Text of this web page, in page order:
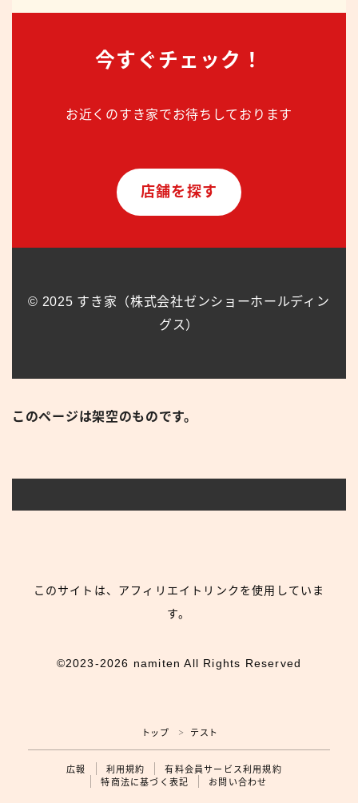
今すぐチェック！
お近くのすき家でお待ちしております
店舗を探す
© 2025 すき家（株式会社ゼンショーホールディン
グス）
このページは架空のものです。
このサイトは、アフィリエイトリンクを使用していま
す。
©2023-2026 namiten All Rights Reserved
トップ ＞ テスト
広報 利用規約
有料会員サービス利用規約
特商法に基づく表記
お問い合わせ